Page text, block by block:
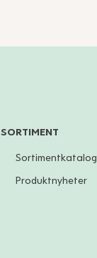
SORTIMENT
Sortimentkatalog
Produktnyheter